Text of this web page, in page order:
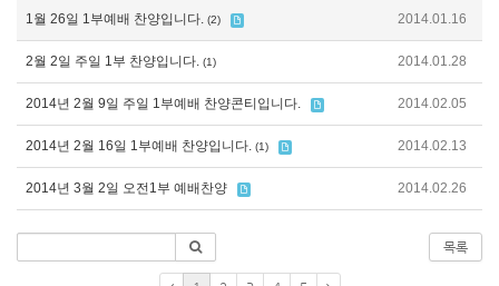
1월 26일 1부예배 찬양입니다. (2) 2014.01.16
2월 2일 주일 1부 찬양입니다. (1) 2014.01.28
2014년 2월 9일 주일 1부예배 찬양콘티입니다. 2014.02.05
2014년 2월 16일 1부예배 찬양입니다. (1) 2014.02.13
2014년 3월 2일 오전1부 예배찬양 2014.02.26
목록